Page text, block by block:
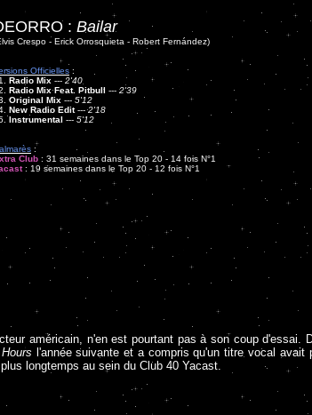
: Bailar
Crespo - Erick Orrosquieta - Robert Fernández)
Officielles :
Radio Mix --- 2'40
Radio Mix Feat. Pitbull --- 2'39
Original Mix --- 5'12
New Radio Edit---2'18
Instrumental --- 5'12
:
Club : 31 semaines dans le Top 20 - 14 fois N°1
: 19 semaines dans le Top 20 - 12 fois N°1
américain, n'en est pourtant pas à son coup
l'année suivante et a compris qu'un titre vocal
longtemps au sein du Club 40 Yacast.